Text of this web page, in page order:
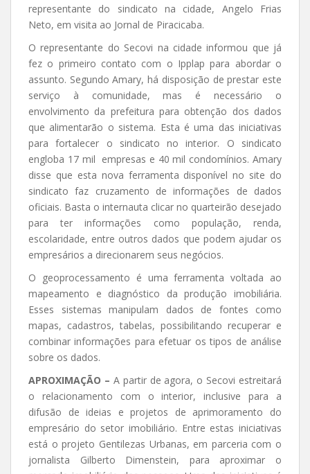
representante do sindicato na cidade, Angelo Frias
Neto, em visita ao Jornal de Piracicaba.
O representante do Secovi na cidade informou que já
fez o primeiro contato com o Ipplap para abordar o
assunto. Segundo Amary, há disposição de prestar este
serviço à comunidade, mas é necessário o
envolvimento da prefeitura para obtenção dos dados
que alimentarão o sistema. Esta é uma das iniciativas
para fortalecer o sindicato no interior. O sindicato
engloba 17 mil empresas e 40 mil condomínios. Amary
disse que esta nova ferramenta disponível no site do
sindicato faz cruzamento de informações de dados
oficiais. Basta o internauta clicar no quarteirão desejado
para ter informações como população, renda,
escolaridade, entre outros dados que podem ajudar os
empresários a direcionarem seus negócios.
O geoprocessamento é uma ferramenta voltada ao
mapeamento e diagnóstico da produção imobiliária.
Esses sistemas manipulam dados de fontes como
mapas, cadastros, tabelas, possibilitando recuperar e
combinar informações para efetuar os tipos de análise
sobre os dados.
APROXIMAÇÃO – A partir de agora, o Secovi estreitará
o relacionamento com o interior, inclusive para a
difusão de ideias e projetos de aprimoramento do
empresário do setor imobiliário. Entre estas iniciativas
está o projeto Gentilezas Urbanas, em parceria com o
jornalista Gilberto Dimenstein, para aproximar o